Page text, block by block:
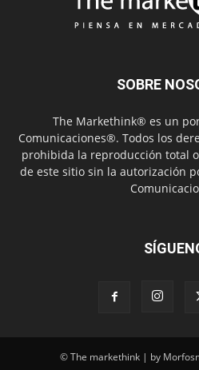
SOBRE
The Markethink® es un
Comunicaciones®. Todos los
prohibida la reproducción total
de este sitio sin la autorización
© The markethink | by